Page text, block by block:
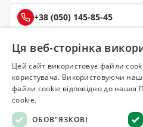
+38 (050) 145-85-45
Ця веб-сторінка
Цей сайт використовує файли
користувача. Використовуючи наш
файли cookie відповідно до нашої
cookie.
ОБОВ"ЯЗКОВІ